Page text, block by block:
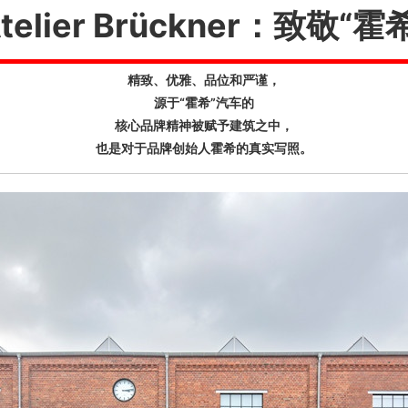
Brückner：致敬“霍
精致、优雅、品位和严谨，
源于“霍希”汽车的
核心品牌精神被赋予建筑之中，
也是对于品牌创始人霍希的真实写照。